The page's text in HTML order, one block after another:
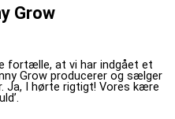
Grow
fortælle, at vi har indgået et
Grow producerer og sælger
Ja, I hørte rigtigt! Vores kære